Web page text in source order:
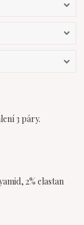
3 páry.
2% elastan